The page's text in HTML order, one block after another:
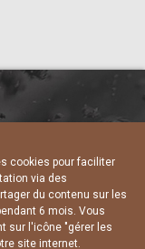
cookies pour faciliter
via des
du contenu sur les
6 mois. Vous
sur l'icône "gérer les
site internet.
DE CONFIDENTIALITÉ
WEB